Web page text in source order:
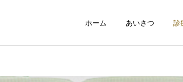
ホーム あいさつ 診